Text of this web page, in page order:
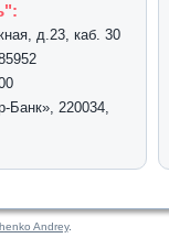
д.23, каб. 30
Банк», 220034,
Andrey.